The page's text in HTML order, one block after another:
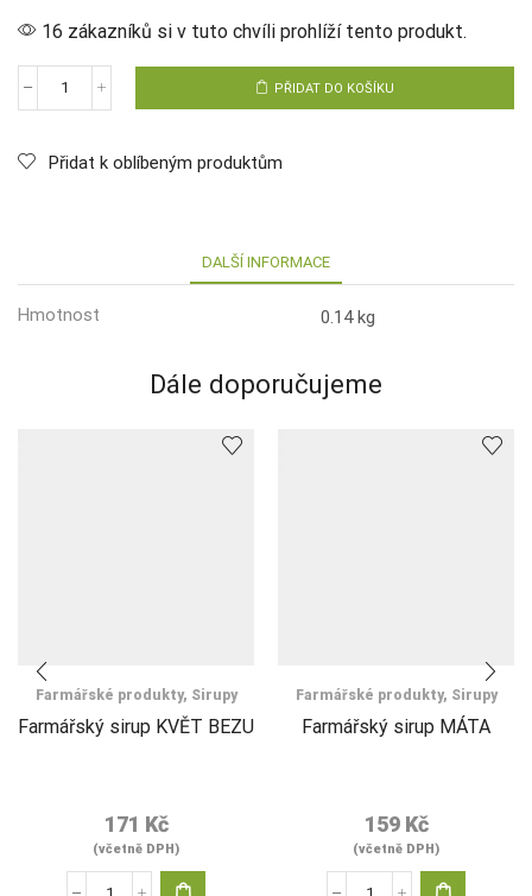
16 zákazníků si v tuto chvíli prohlíží tento produkt.
Farmářské
cibulka
PŘIDAT DO KOŠÍKU
Přidat k oblíbeným produktům
DALŠÍ INFORMACE
Hmotnost 0.14 kg
Dále doporučujeme
Farmářské produkty, Sirupy
Farmářský sirup KVĚT BEZU
171 Kč
(včetně DPH)
Farmářské produkty, Sirupy
Farmářský sirup MÁTA
159 Kč
(včetně DPH)